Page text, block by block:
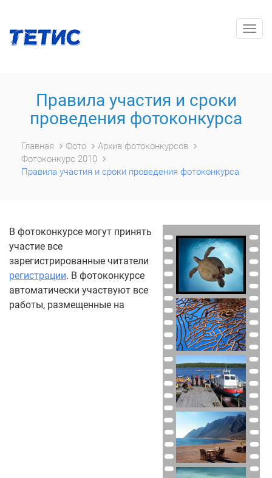
Правила участия и сроки
проведения фотоконкурса
Главная Фото
Архив фотоконкурсов
Фотоконкурс 2010
Правила участия и сроки проведения фотоконкурса
В фотоконкурсе могут принять
участие все
зарегистрированные читатели
регистрации. В фотоконкурсе
автоматически участвуют все
работы, размещенные на